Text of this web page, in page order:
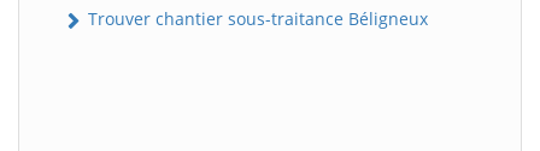
Trouver chantier sous-traitance Béligneux